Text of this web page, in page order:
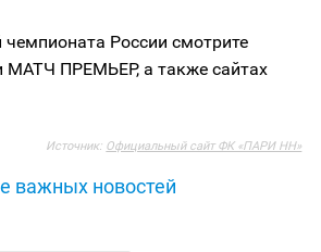
России смотрите
МАТЧ ПРЕМЬЕР, а также сайтах
Источник: Официальный сайт ФК «ПАРИ НН»
важных новостей